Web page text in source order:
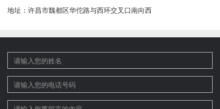
地址：许昌市魏都区华佗路与西环交叉口南向西